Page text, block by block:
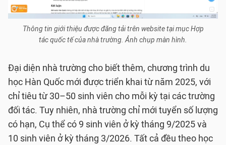
Thông tin giới thiệu được đăng tải trên website tại mục Hợp
tác quốc tế của nhà trường. Ảnh chụp màn hình.
Đại diện nhà trường cho biết thêm, chương trình du
học Hàn Quốc mới được triển khai từ năm 2025, với
chỉ tiêu từ 30–50 sinh viên cho mỗi kỳ tại các trường
đối tác. Tuy nhiên, nhà trường chỉ mới tuyển số lượng
có hạn, Cụ thể có 9 sinh viên ở kỳ tháng 9/2025 và
10 sinh viên ở kỳ tháng 3/2026. Tất cả đều theo học